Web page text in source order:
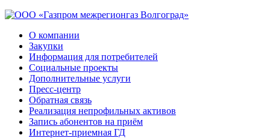
О компании
Закупки
Информация для потребителей
Социальные проекты
Дополнительные услуги
Пресс-центр
Обратная связь
Реализация непрофильных активов
Запись абонентов на приём
Интернет-приемная ГД